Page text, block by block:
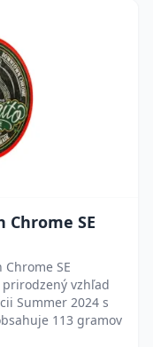
SE
SE
vzhľad
Summer 2024 s
113 gramov